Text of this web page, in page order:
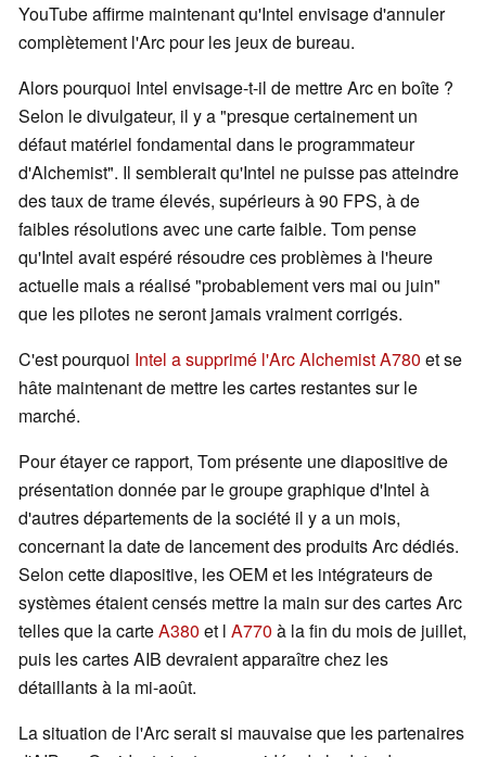
YouTube affirme maintenant qu'Intel envisage d'annuler
complètement l'Arc pour les jeux de bureau.
Alors pourquoi Intel envisage-t-il de mettre Arc en boîte ?
Selon le divulgateur, il y a "presque certainement un
défaut matériel fondamental dans le programmateur
d'Alchemist". Il semblerait qu'Intel ne puisse pas atteindre
des taux de trame élevés, supérieurs à 90 FPS, à de
faibles résolutions avec une carte faible. Tom pense
qu'Intel avait espéré résoudre ces problèmes à l'heure
actuelle mais a réalisé "probablement vers mai ou juin"
que les pilotes ne seront jamais vraiment corrigés.
C'est pourquoi Intel a supprimé l'Arc Alchemist A780 et se
hâte maintenant de mettre les cartes restantes sur le
marché.
Pour étayer ce rapport, Tom présente une diapositive de
présentation donnée par le groupe graphique d'Intel à
d'autres départements de la société il y a un mois,
concernant la date de lancement des produits Arc dédiés.
Selon cette diapositive, les OEM et les intégrateurs de
systèmes étaient censés mettre la main sur des cartes Arc
telles que la carteA380 et l A770 à la fin du mois de juillet,
puis les cartes AIB devraient apparaître chez les
détaillants à la mi-août.
La situation de l'Arc serait si mauvaise que les partenaires